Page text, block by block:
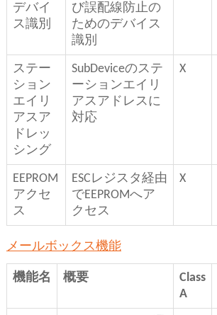
デバイ
ス識別
び誤配線防止の
ためのデバイス
識別
ステー
ション
エイリ
アスア
ドレッ
シング
SubDeviceのステ
ーションエイリ
アスアドレスに
対応
X
EEPROM
アクセ
ス
ESCレジスタ経由
でEEPROMへア
クセス
X
メールボックス機能
機能名 概要
Class
A